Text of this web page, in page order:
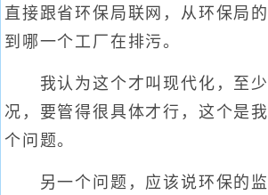
直接跟省环保局联网，从环保局
到哪一个工厂在排污。
我认为这个才叫现代化，至少
况，要管得很具体才行，这个是
个问题。
另一个问题，应该说环保的监